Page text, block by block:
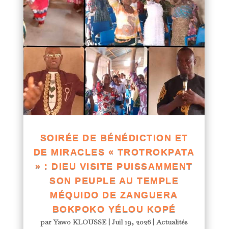
SOIRÉE DE BÉNÉDICTION ET
DE MIRACLES « TROTROKPATA
» : DIEU VISITE PUISSAMMENT
SON PEUPLE AU TEMPLE
MÉQUIDO DE ZANGUERA
BOKPOKO YÉLOU KOPÉ
parYawo KLOUSSE| Juil 19, 2026|Actualités